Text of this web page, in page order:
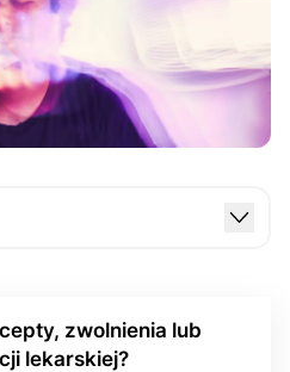
e-recepty podczas
zwolnienia lub
lekarskiej?